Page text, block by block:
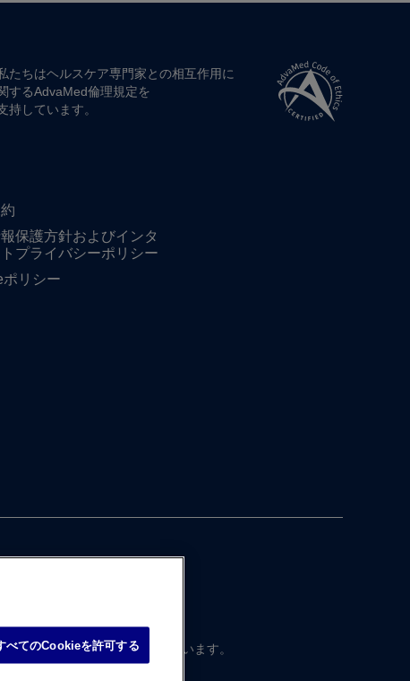
たちは​ヘルスケア専門家との​相互作用に​
する​AdvaMed倫理規定を​
持しています。
保護方針およびインタ
プライバシーポリシー
リシー
国内向けに​制作・ ​運営されています。
べてのCookieを許可する